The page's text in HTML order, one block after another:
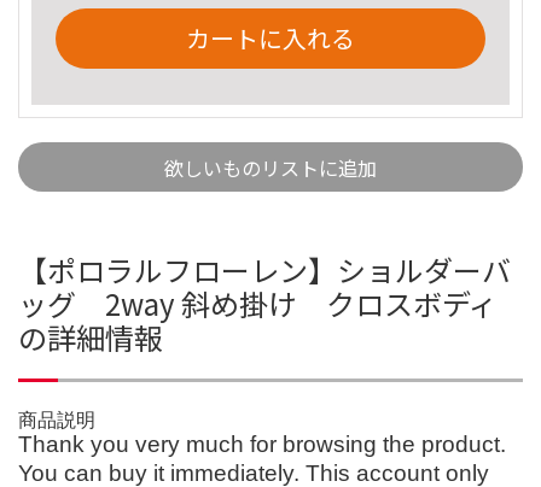
カートに入れる
欲しいものリストに追加
【ポロラルフローレン】ショルダーバ
ッグ 2way 斜め掛け クロスボディ
の詳細情報
商品説明
Thank you very much for browsing the product.
You can buy it immediately. This account only